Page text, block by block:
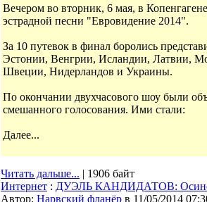
Вечером во вторник, 6 мая, в
эстрадной песни "Евровидение 2014".
За 10 путевок в финал боролись
Эстонии, Венгрии, Исландии, Латвии,
Швеции, Нидерландов и Украины.
По окончании двухчасового шоу были
смешанного голосования. Ими стали:
Далее...
Читать дальше... | 1906 байт
Интернет : ДУЭЛЬ КАНДИДАТОВ:
Автор: Нарвский фланёр в 11/05/2014